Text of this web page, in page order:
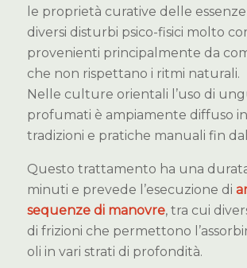
le proprietà curative delle
diversi disturbi psico-fisici molto
provenienti principalmente da
che non rispettano i ritmi naturali.
Nelle culture orientali l’uso di
profumati è ampiamente diffuso
tradizioni e pratiche manuali fin
Questo trattamento ha una
minuti e prevede l’esecuzione di
sequenze di manovre, tra cui
di frizioni che permettono
oli in vari strati di profondità.